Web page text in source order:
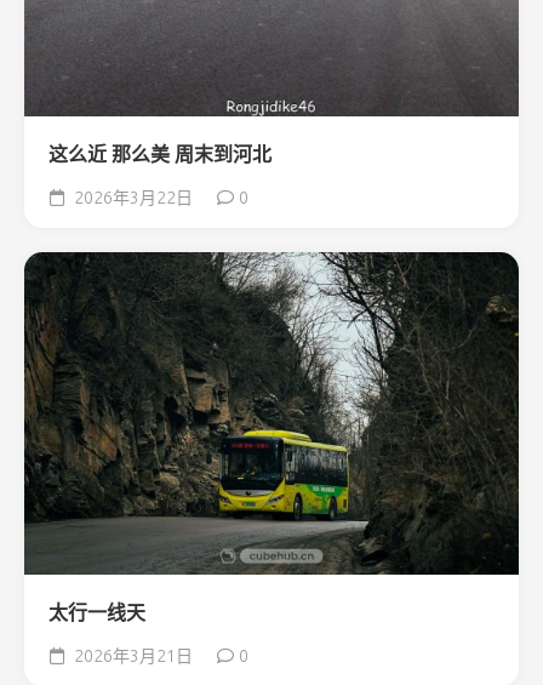
这么近 那么美 周末到河北
2026年3月22日 0
太行一线天
2026年3月21日 0